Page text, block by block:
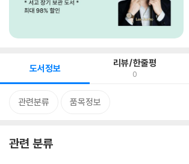
도서정보 리뷰/한줄평
0
관련분류 품목정보
관련 분류